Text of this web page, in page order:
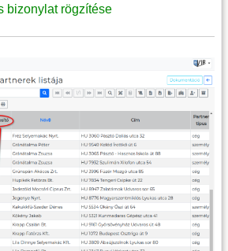
bizonylat rögzítése